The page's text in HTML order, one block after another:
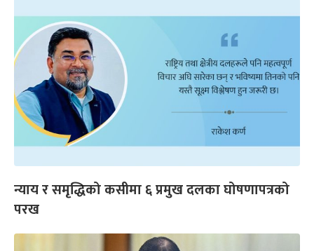
न्याय र समृद्धिको कसीमा ६ प्रमुख दलका घोषणापत्रको
परख